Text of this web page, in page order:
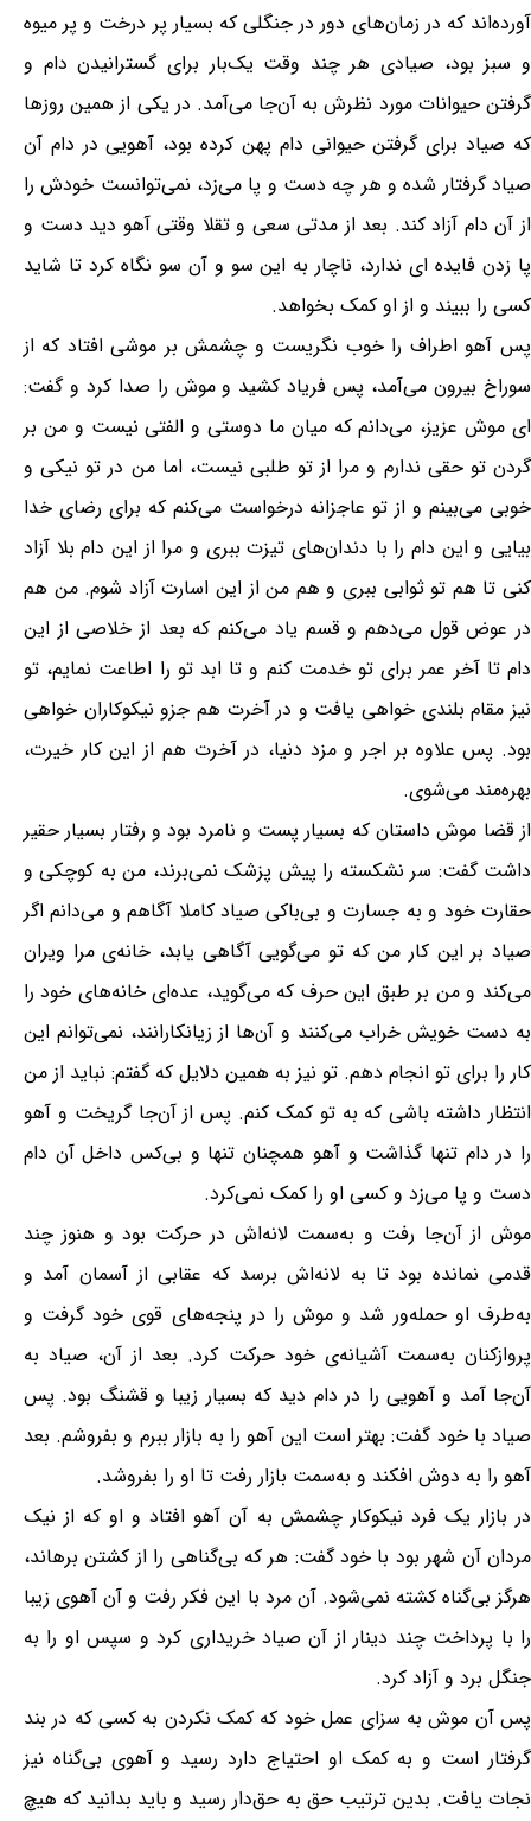
آورده‌اند که در زمان‌های دور در جنگلی که بسیار پر درخت و پر میوه
و سبز بود، صیادی هر چند وقت یک‌بار برای گسترانیدن دام و
گرفتن حیوانات مورد نظرش به آن‌جا می‌آمد. در یکی از همین روزها
که صیاد برای گرفتن حیوانی دام پهن کرده بود، آهویی در دام آن
صیاد گرفتار شده و هر چه دست و پا می‌زد، نمی‌توانست خودش را
از آن دام آزاد کند. بعد از مدتی سعی و تقلا وقتی آهو دید دست و
پا زدن فایده ای ندارد، ناچار به این سو و آن سو نگاه کرد تا شاید
کسی را ببیند و از او کمک بخواهد.
پس آهو اطراف را خوب نگریست و چشمش بر موشی افتاد که از
سوراخ بیرون می‌آمد، پس فریاد کشید و موش را صدا کرد و گفت:
ای موش عزیز، می‌دانم که میان ما دوستی و الفتی نیست و من بر
گردن تو حقی ندارم و مرا از تو طلبی نیست، اما من در تو نیکی و
خوبی می‌بینم و از تو عاجزانه درخواست می‌کنم که برای رضای خدا
بیایی و این دام را با دندان‌های تیزت ببری و مرا از این دام بلا آزاد
کنی تا هم تو ثوابی ببری و هم من از این اسارت آزاد شوم. من هم
در عوض قول می‌دهم و قسم یاد می‌کنم که بعد از خلاصی از این
دام تا آخر عمر برای تو خدمت کنم و تا ابد تو را اطاعت نمایم، تو
نیز مقام بلندی خواهی یافت و در آخرت هم جزو نیکوکاران خواهی
بود. پس علاوه بر اجر و مزد دنیا، در آخرت هم از این کار خیرت،
بهره‌مند می‌شوی.
از قضا موش داستان که بسیار پست و نامرد بود و رفتار بسیار حقیر
داشت گفت: سر نشکسته را پیش پزشک نمی‌برند، من به کوچکی و
حقارت خود و به جسارت و بی‌باکی صیاد کاملا آگاهم و می‌دانم اگر
صیاد بر این کار من که تو می‌گویی آگاهی یابد، خانه‌ی مرا ویران
می‌کند و من بر طبق این حرف که می‌گوید، عده‌ای خانه‌های خود را
به دست خویش خراب می‌کنند و آن‌ها از زیانکارانند، نمی‌توانم این
کار را برای تو انجام دهم. تو نیز به همین دلایل که گفتم: نباید از من
انتظار داشته باشی که به تو کمک کنم. پس از آن‌جا گریخت و آهو
را در دام تنها گذاشت و آهو همچنان تنها و بی‌کس داخل آن دام
دست و پا می‌زد و کسی او را کمک نمی‌کرد.
موش از آن‌جا رفت و به‌سمت لانه‌اش در حرکت بود و هنوز چند
قدمی نمانده بود تا به لانه‌اش برسد که عقابی از آسمان آمد و
به‌طرف او حمله‌ور شد و موش را در پنجه‌های قوی خود گرفت و
پروازکنان به‌سمت آشیانه‌ی خود حرکت کرد. بعد از آن، صیاد به
آن‌جا آمد و آهویی را در دام دید که بسیار زیبا و قشنگ بود. پس
صیاد با خود گفت: بهتر است این آهو را به بازار ببرم و بفروشم. بعد
آهو را به دوش افکند و به‌سمت بازار رفت تا او را بفروشد.
در بازار یک فرد نیکوکار چشمش به آن آهو افتاد و او که از نیک
مردان آن شهر بود با خود گفت: هر که بی‌گناهی را از کشتن برهاند،
هرگز بی‌گناه کشته نمی‌شود. آن مرد با این فکر رفت و آن آهوی زیبا
را با پرداخت چند دینار از آن صیاد خریداری کرد و سپس او را به
جنگل برد و آزاد کرد.
پس آن موش به سزای عمل خود که کمک نکردن به کسی که در بند
گرفتار است و به کمک او احتیاج دارد رسید و آهوی بی‌گناه نیز
نجات یافت. بدین ترتیب حق به حق‌دار رسید و باید بدانید که هیچ